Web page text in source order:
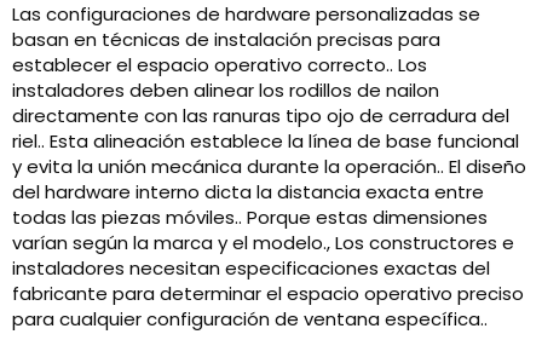
Las configuraciones de hardware personalizadas se
basan en técnicas de instalación precisas para
establecer el espacio operativo correcto.. Los
instaladores deben alinear los rodillos de nailon
directamente con las ranuras tipo ojo de cerradura del
riel.. Esta alineación establece la línea de base funcional
y evita la unión mecánica durante la operación.. El diseño
del hardware interno dicta la distancia exacta entre
todas las piezas móviles.. Porque estas dimensiones
varían según la marca y el modelo., Los constructores e
instaladores necesitan especificaciones exactas del
fabricante para determinar el espacio operativo preciso
para cualquier configuración de ventana específica..